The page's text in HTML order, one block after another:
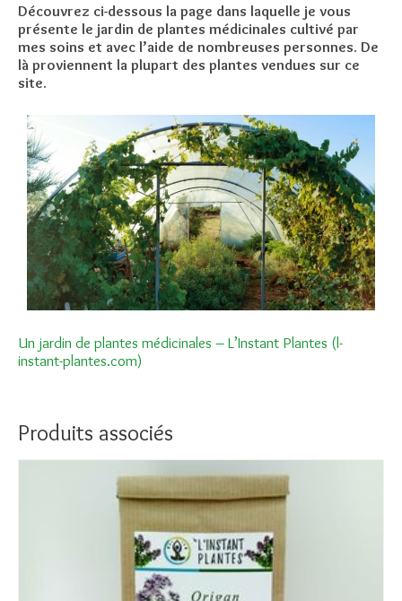
Découvrez ci-dessous la page dans laquelle je vous
présente le jardin de plantes médicinales cultivé par
mes soins et avec l’aide de nombreuses personnes. De
là proviennent la plupart des plantes vendues sur ce
site.
Un jardin de plantes médicinales – L’Instant Plantes (l-
instant-plantes.com)
Produits associés